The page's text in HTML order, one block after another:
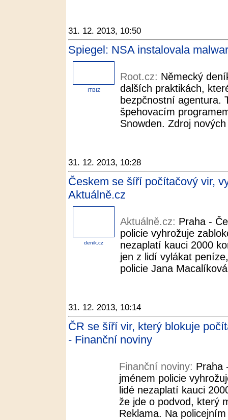
31. 12. 2013, 10:50
Spiegel: NSA instalovala
ITBIZ
Root.cz: Německý
dalších praktikách,
bezpčnostní agentura.
špehovacím
Snowden. Zdroj
31. 12. 2013, 10:28
Českem se šíří počítačový vir,
Aktuálně.cz
denik.cz
Aktuálně.cz: Praha -
policie vyhrožuje
nezaplatí kauci 2000
jen z lidí vylákat
policie Jana
31. 12. 2013, 10:14
ČR se šíří vir, který blokuje
- Finanční noviny
Finanční noviny: Praha
jménem policie
lidé nezaplatí kauci
že jde o podvod, který
Reklama. Na